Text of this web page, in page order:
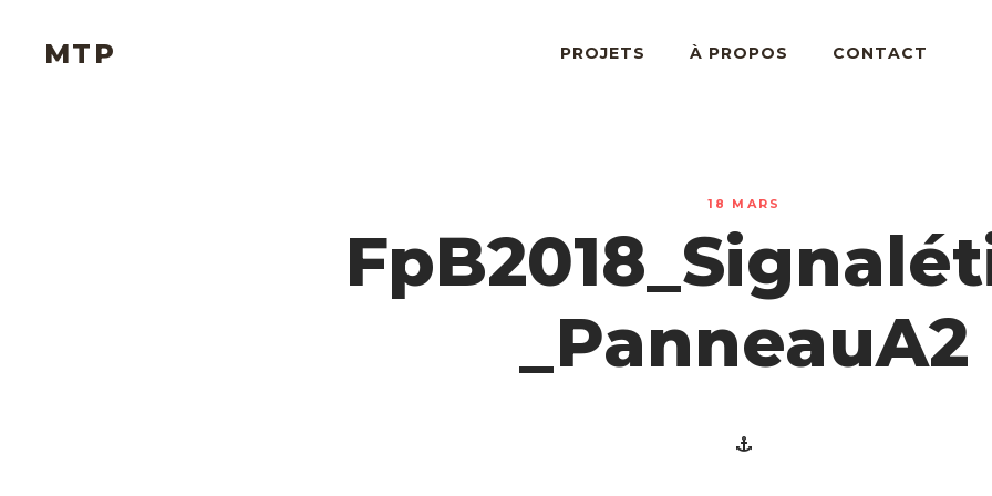
MTP PROJETS À PROPOS CONTACT
18 MARS
_PanneauA2